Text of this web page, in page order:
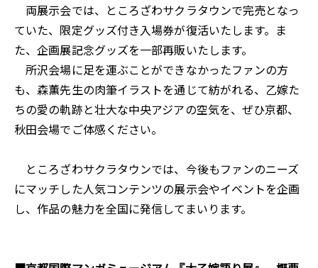
両展示会では、ところざわサクラタウンで完売となっ
ていた、限定グッズ付き入場券が復活いたします。ま
た、企画展記念グッズを一部再販いたします。
所沢会場に足を運ぶことができなかったファンの方
も、森薫先生の肉筆イラストを通じて紡がれる、乙嫁た
ちの愛の軌跡と壮大な中央アジアの空気を、ぜひ京都、
秋田会場でご体感ください。
ところざわサクラタウンでは、今後もファンのニーズ
にマッチした人気コンテンツの展示会やイベントを企画
し、作品の魅力を全国に発信してまいります。